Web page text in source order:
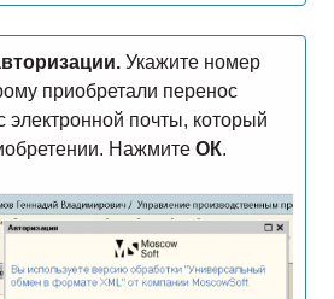
Укажите номер
приобретали перенос
электронной почты, который
Нажмите ОК.